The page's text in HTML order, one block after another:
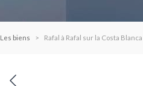
Les biens Rafal à Rafal sur la Costa Blanca